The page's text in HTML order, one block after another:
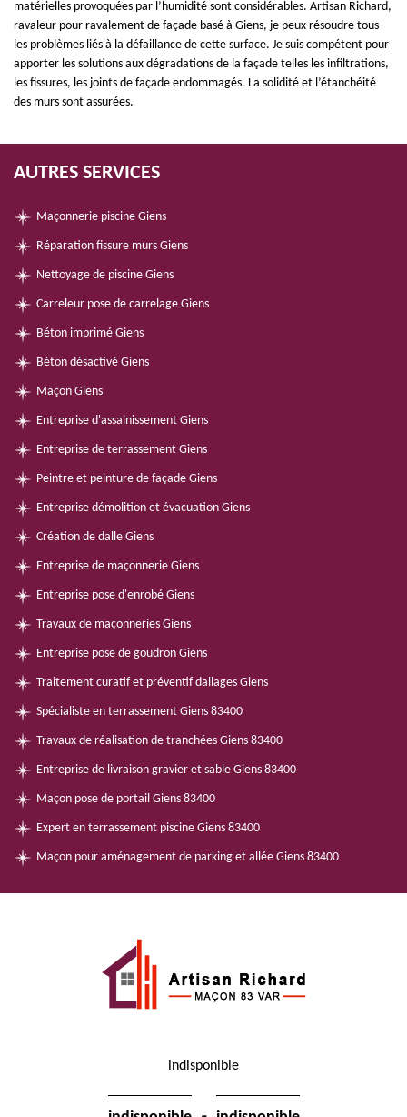
matérielles provoquées par l’humidité sont considérables. Artisan Richard,
ravaleur pour ravalement de façade basé à Giens, je peux résoudre tous
les problèmes liés à la défaillance de cette surface. Je suis compétent pour
apporter les solutions aux dégradations de la façade telles les infiltrations,
les fissures, les joints de façade endommagés. La solidité et l’étanchéité
des murs sont assurées.
AUTRES SERVICES
Maçonnerie piscine Giens
Réparation fissure murs Giens
Nettoyage de piscine Giens
Carreleur pose de carrelage Giens
Béton imprimé Giens
Béton désactivé Giens
Maçon Giens
Entreprise d'assainissement Giens
Entreprise de terrassement Giens
Peintre et peinture de façade Giens
Entreprise démolition et évacuation Giens
Création de dalle Giens
Entreprise de maçonnerie Giens
Entreprise pose d'enrobé Giens
Travaux de maçonneries Giens
Entreprise pose de goudron Giens
Traitement curatif et préventif dallages Giens
Spécialiste en terrassement Giens 83400
Travaux de réalisation de tranchées Giens 83400
Entreprise de livraison gravier et sable Giens 83400
Maçon pose de portail Giens 83400
Expert en terrassement piscine Giens 83400
Maçon pour aménagement de parking et allée Giens 83400
indisponible